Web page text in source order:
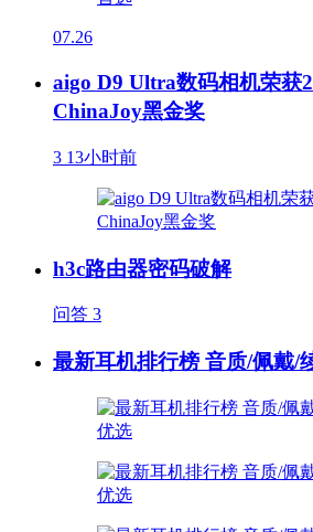
07.26
aigo D9 Ultra数码相机荣获
ChinaJoy黑金奖
3 13小时前
h3c路由器密码破解
问答 3
最新耳机排行榜 音质/佩戴/